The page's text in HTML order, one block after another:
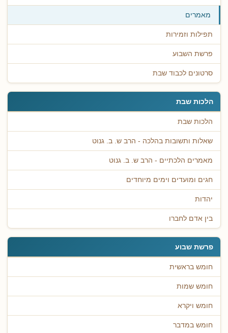
מאמרים
תפילות וזמירות
פרשת השבוע
סרטונים לכבוד שבת
הלכות שבת
הלכות שבת
שאלות ותשובות בהלכה - הרב ש. ב. גנוט
מאמרים הלכתיים - הרב ש. ב. גנוט
חגים ומועדים וימים מיוחדים
יהדות
בין אדם לחברו
פרשת שבוע
חומש בראשית
חומש שמות
חומש ויקרא
חומש במדבר